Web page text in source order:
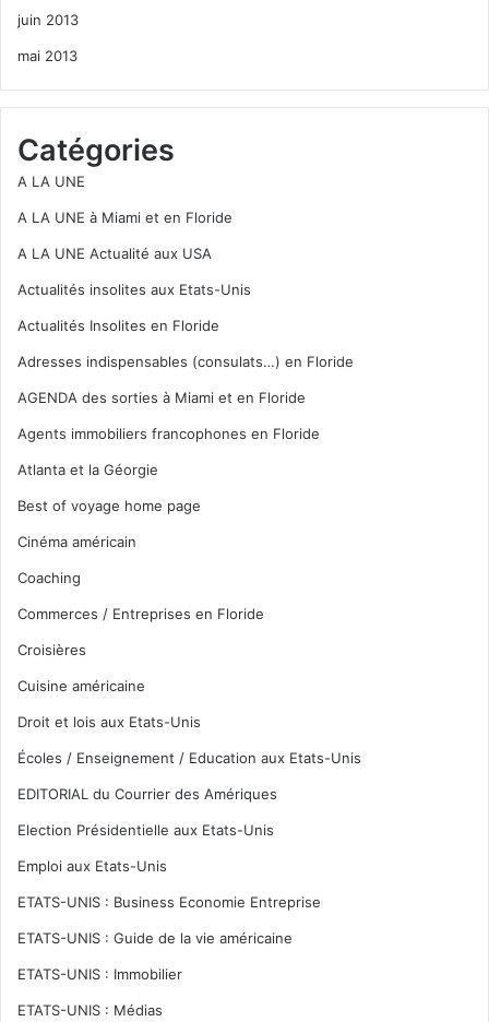
juin 2013
mai 2013
Catégories
A LA UNE
A LA UNE à Miami et en Floride
A LA UNE Actualité aux USA
Actualités insolites aux Etats-Unis
Actualités Insolites en Floride
Adresses indispensables (consulats…) en Floride
AGENDA des sorties à Miami et en Floride
Agents immobiliers francophones en Floride
Atlanta et la Géorgie
Best of voyage home page
Cinéma américain
Coaching
Commerces / Entreprises en Floride
Croisières
Cuisine américaine
Droit et lois aux Etats-Unis
Écoles / Enseignement / Education aux Etats-Unis
EDITORIAL du Courrier des Amériques
Election Présidentielle aux Etats-Unis
Emploi aux Etats-Unis
ETATS-UNIS : Business Economie Entreprise
ETATS-UNIS : Guide de la vie américaine
ETATS-UNIS : Immobilier
ETATS-UNIS : Médias